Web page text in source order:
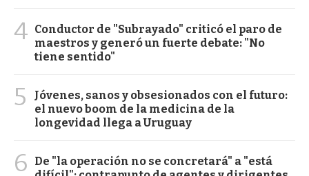
4 Conductor de "Subrayado" criticó el paro de
maestros y generó un fuerte debate: "No
tiene sentido"
5
Jóvenes, sanos y obsesionados con el futuro:
el nuevo boom de la medicina de la
longevidad llega a Uruguay
6
De "la operación no se concretará" a "está